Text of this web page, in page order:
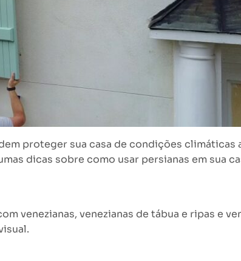
proteger sua casa de condições climáticas
dicas sobre como usar persianas em sua
venezianas, venezianas de tábua e ripas e